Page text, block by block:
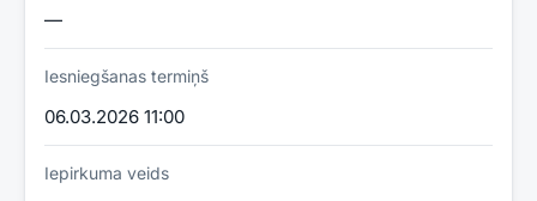
—
Iesniegšanas termiņš
06.03.2026 11:00
Iepirkuma veids